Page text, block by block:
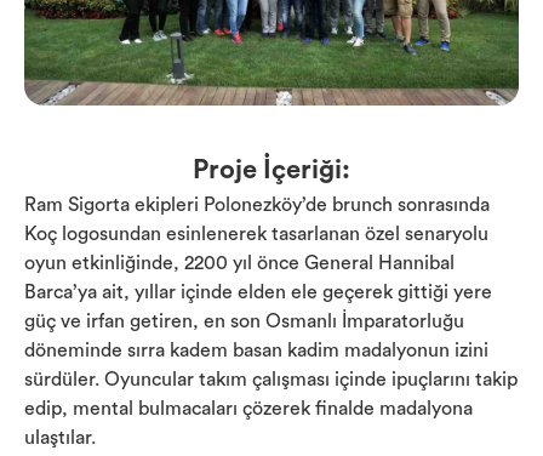
Proje İçeriği:
Ram Sigorta ekipleri Polonezköy’de brunch sonrasında
Koç logosundan esinlenerek tasarlanan özel senaryolu
oyun etkinliğinde, 2200 yıl önce General Hannibal
Barca’ya ait, yıllar içinde elden ele geçerek gittiği yere
güç ve irfan getiren, en son Osmanlı İmparatorluğu
döneminde sırra kadem basan kadim madalyonun izini
sürdüler. Oyuncular takım çalışması içinde ipuçlarını takip
edip, mental bulmacaları çözerek finalde madalyona
ulaştılar.